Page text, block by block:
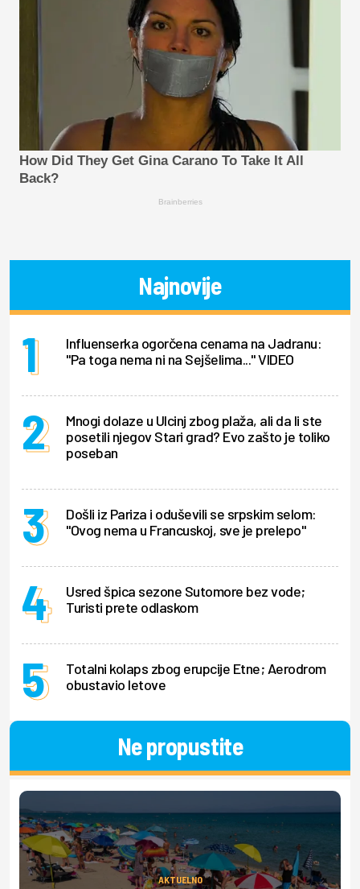
How Did They Get Gina Carano To Take It All
Back?
Brainberries
Najnovije
Influenserka ogorčena cenama na Jadranu:
"Pa toga nema ni na Sejšelima..." VIDEO
Mnogi dolaze u Ulcinj zbog plaža, ali da li ste
posetili njegov Stari grad? Evo zašto je toliko
poseban
Došli iz Pariza i oduševili se srpskim selom:
"Ovog nema u Francuskoj, sve je prelepo"
Usred špica sezone Sutomore bez vode;
Turisti prete odlaskom
Totalni kolaps zbog erupcije Etne; Aerodrom
obustavio letove
Ne propustite
AKTUELNO